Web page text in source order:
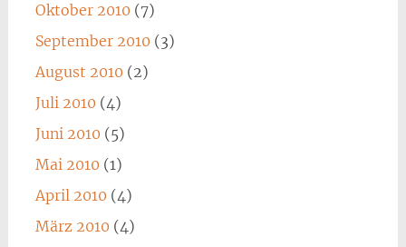
Oktober 2010 (7)
September 2010 (3)
August 2010 (2)
Juli 2010 (4)
Juni 2010 (5)
Mai 2010 (1)
April 2010 (4)
März 2010 (4)